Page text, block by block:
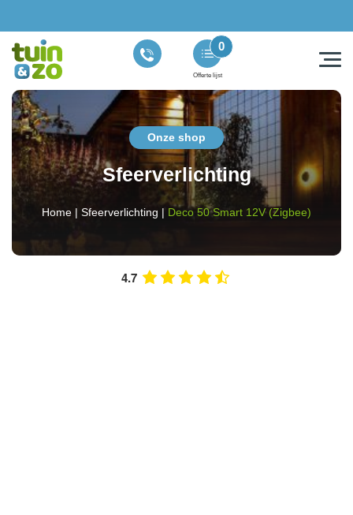
Offerte lijst
0
Onze shop
Sfeerverlichting
Home | Sfeerverlichting | Deco 50 Smart 12V (Zigbee)
4.7